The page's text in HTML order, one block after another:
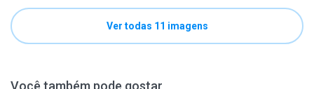
Ver todas 11 imagens
Você também pode gostar